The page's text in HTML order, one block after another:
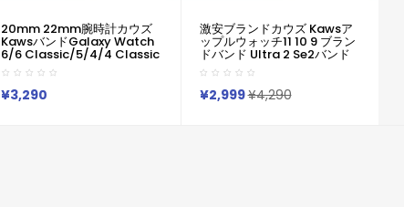
20mm 22mm腕時計カウズ
KawsバンドGalaxy Watch
6/6 Classic/5/4/4 Classic
バンド カウズ Kawsアップル
ウォッチ11 10 9 Ultra2 8 7 6
5バンド 49mm 45mm ハイ
ブランド柔らかい 通気性 防水
¥3,290
激安ブランドカウズ Kawsア
ップルウォッチ11 10 9 ブラン
ドバンド Ultra 2 Se2バンド
Samsung Galaxy Watch
6/5/4 バンド カウズ Kaws
40mm 44mm/Galaxy
Watch 6 Classic 43mm
¥2,999¥4,290